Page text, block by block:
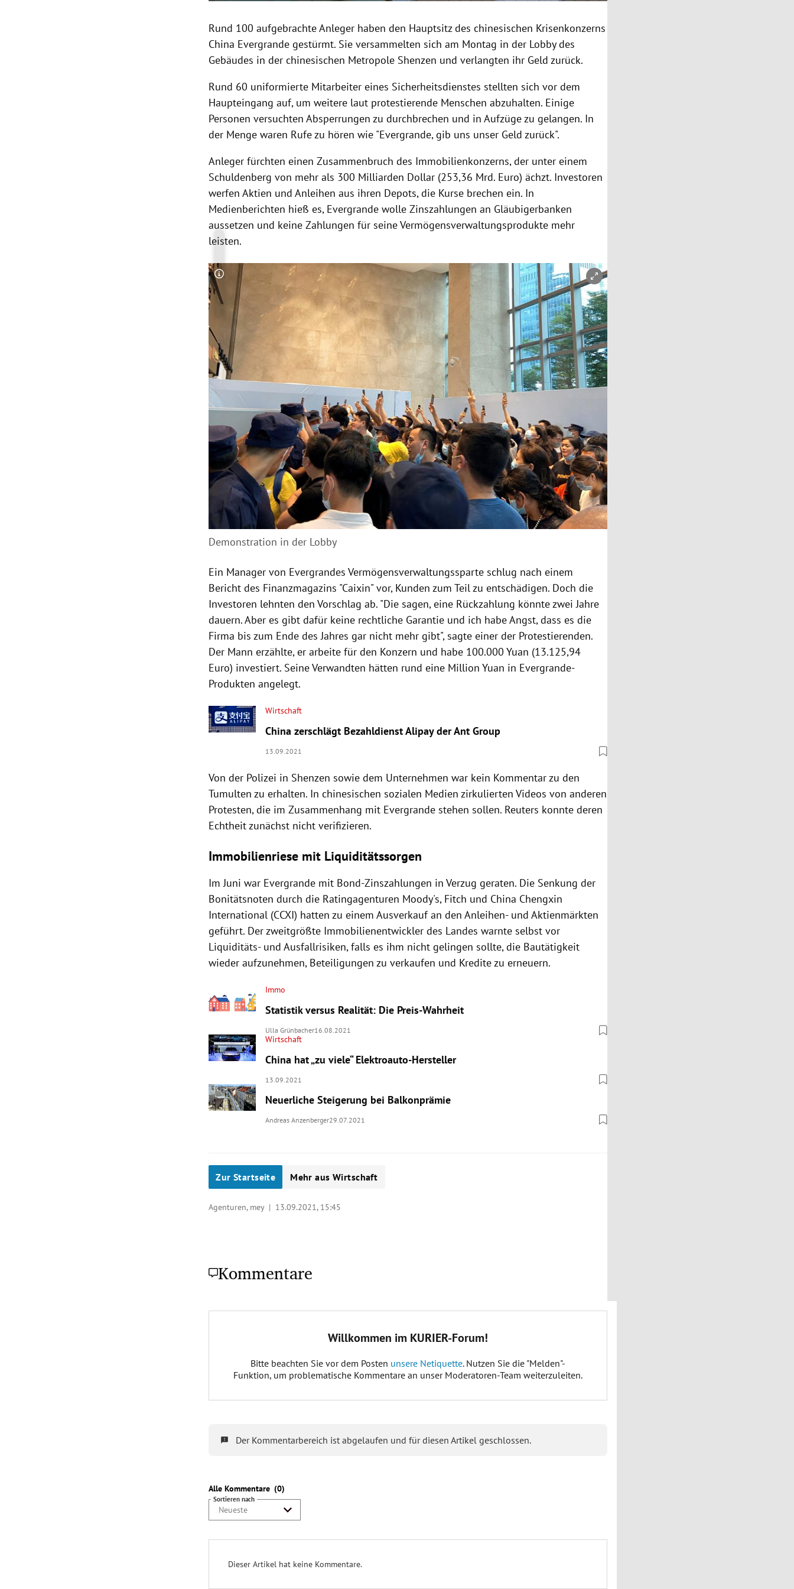
Rund 100 aufgebrachte Anleger haben den Hauptsitz des chinesischen Krisenkonzerns
China Evergrande gestürmt. Sie versammelten sich am Montag in der Lobby des
Gebäudes in der chinesischen Metropole Shenzen und verlangten ihr Geld zurück.
Rund 60 uniformierte Mitarbeiter eines Sicherheitsdienstes stellten sich vor dem
Haupteingang auf, um weitere laut protestierende Menschen abzuhalten. Einige
Personen versuchten Absperrungen zu durchbrechen und in Aufzüge zu gelangen. In
der Menge waren Rufe zu hören wie "Evergrande, gib uns unser Geld zurück".
Anleger fürchten einen Zusammenbruch des Immobilienkonzerns, der unter einem
Schuldenberg von mehr als 300 Milliarden Dollar (253,36 Mrd. Euro) ächzt. Investoren
werfen Aktien und Anleihen aus ihren Depots, die Kurse brechen ein. In
Medienberichten hieß es, Evergrande wolle Zinszahlungen an Gläubigerbanken
aussetzen und keine Zahlungen für seine Vermögensverwaltungsprodukte mehr
leisten.
Copyright-Hinweis öffnen/schließen
Demonstration in der Lobby
Ein Manager von Evergrandes Vermögensverwaltungssparte schlug nach einem
Bericht des Finanzmagazins "Caixin" vor, Kunden zum Teil zu entschädigen. Doch die
Investoren lehnten den Vorschlag ab. "Die sagen, eine Rückzahlung könnte zwei Jahre
dauern. Aber es gibt dafür keine rechtliche Garantie und ich habe Angst, dass es die
Firma bis zum Ende des Jahres gar nicht mehr gibt", sagte einer der Protestierenden.
Der Mann erzählte, er arbeite für den Konzern und habe 100.000 Yuan (13.125,94
Euro) investiert. Seine Verwandten hätten rund eine Million Yuan in Evergrande-
Produkten angelegt.
Wirtschaft
China zerschlägt Bezahldienst Alipay der Ant Group
13.09.2021
Von der Polizei in Shenzen sowie dem Unternehmen war kein Kommentar zu den
Tumulten zu erhalten. In chinesischen sozialen Medien zirkulierten Videos von anderen
Protesten, die im Zusammenhang mit Evergrande stehen sollen. Reuters konnte deren
Echtheit zunächst nicht verifizieren.
Immobilienriese mit Liquiditätssorgen
Im Juni war Evergrande mit Bond-Zinszahlungen in Verzug geraten. Die Senkung der
Bonitätsnoten durch die Ratingagenturen Moody's, Fitch und China Chengxin
International (CCXI) hatten zu einem Ausverkauf an den Anleihen- und Aktienmärkten
geführt. Der zweitgrößte Immobilienentwickler des Landes warnte selbst vor
Liquiditäts- und Ausfallrisiken, falls es ihm nicht gelingen sollte, die Bautätigkeit
wieder aufzunehmen, Beteiligungen zu verkaufen und Kredite zu erneuern.
Immo
Statistik versus Realität: Die Preis-Wahrheit
Ulla Grünbacher16.08.2021
Wirtschaft
China hat „zu viele“ Elektroauto-Hersteller
13.09.2021
Neuerliche Steigerung bei Balkonprämie
Andreas Anzenberger29.07.2021
Zur Startseite Mehr aus Wirtschaft
Agenturen, mey | 13.09.2021, 15:45
Kommentare